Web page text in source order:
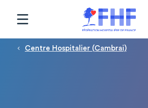
Fil d'Ariane
Centre Hospitalier (Cambrai)
Panneau de gestion des cookies